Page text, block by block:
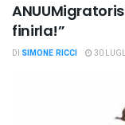
finirla!”
DI SIMONE RICCI 30